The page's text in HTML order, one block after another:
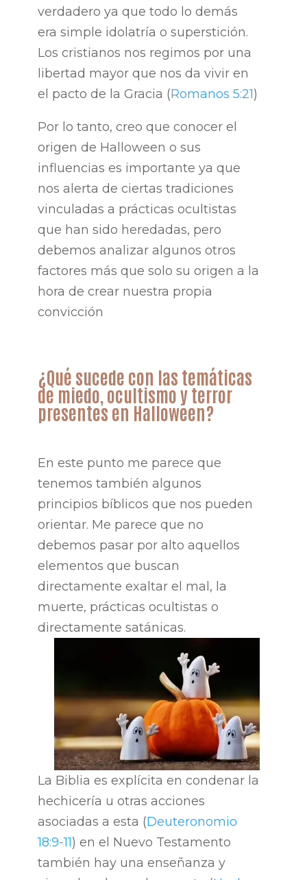
verdadero ya que todo lo demás
era simple idolatría o superstición.
Los cristianos nos regimos por una
libertad mayor que nos da vivir en
el pacto de la Gracia (Romanos 5:21)
Por lo tanto, creo que conocer el
origen de Halloween o sus
influencias es importante ya que
nos alerta de ciertas tradiciones
vinculadas a prácticas ocultistas
que han sido heredadas, pero
debemos analizar algunos otros
factores más que solo su origen a la
hora de crear nuestra propia
convicción
¿Qué sucede con las temáticas
de miedo, ocultismo y terror
presentes en Halloween?
En este punto me parece que
tenemos también algunos
principios bíblicos que nos pueden
orientar. Me parece que no
debemos pasar por alto aquellos
elementos que buscan
directamente exaltar el mal, la
muerte, prácticas ocultistas o
directamente satánicas.
La Biblia es explícita en condenar la
hechicería u otras acciones
asociadas a esta (Deuteronomio
18:9-11) en el Nuevo Testamento
también hay una enseñanza y